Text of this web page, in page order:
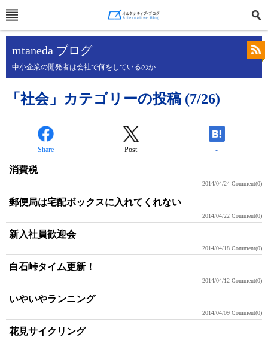
mtaneda ブログ
中小企業の開発者は会社で何をしているのか
「社会」カテゴリーの投稿 (7/26)
Share Post -
消費税
2014/04/24 Comment(0)
郵便局は宅配ボックスに入れてくれない
2014/04/22 Comment(0)
新入社員歓迎会
2014/04/18 Comment(0)
白石峠タイム更新！
2014/04/12 Comment(0)
いやいやランニング
2014/04/09 Comment(0)
花見サイクリング